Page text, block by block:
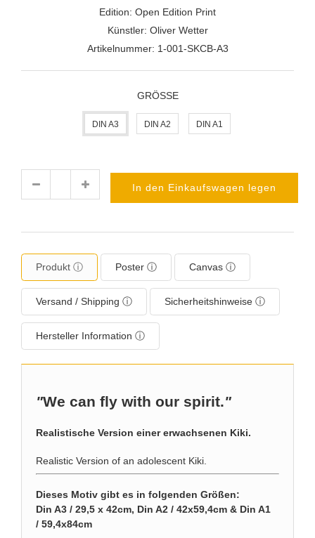
Edition: Open Edition Print
Künstler: Oliver Wetter
Artikelnummer: 1-001-SKCB-A3
GRÖSSE
DIN A3 DIN A2 DIN A1
In den Einkaufswagen legen
Produkt ⓘ Poster ⓘ Canvas ⓘ
Versand / Shipping ⓘ Sicherheitshinweise ⓘ
Hersteller Information ⓘ
"We can fly with our spirit."
Realistische Version einer erwachsenen Kiki.
Realistic Version of an adolescent Kiki.
Dieses Motiv gibt es in folgenden Größen:
Din A3 / 29,5 x 42cm, Din A2 / 42x59,4cm & Din A1
/ 59,4x84cm